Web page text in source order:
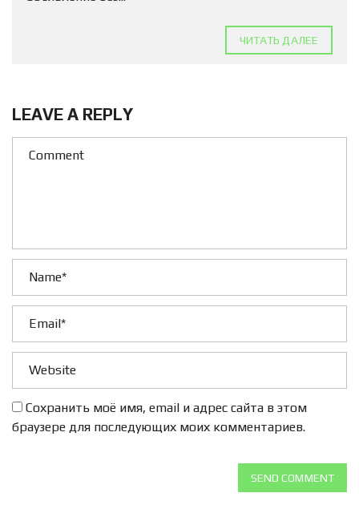
ЧИТАТЬ ДАЛЕЕ
LEAVE A REPLY
Сохранить моё имя, email и адрес сайта в этом
браузере для последующих моих комментариев.
SEND COMMENT